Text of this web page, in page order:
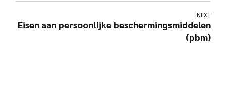
NEXT
Eisen aan persoonlijke beschermingsmiddelen
(pbm)